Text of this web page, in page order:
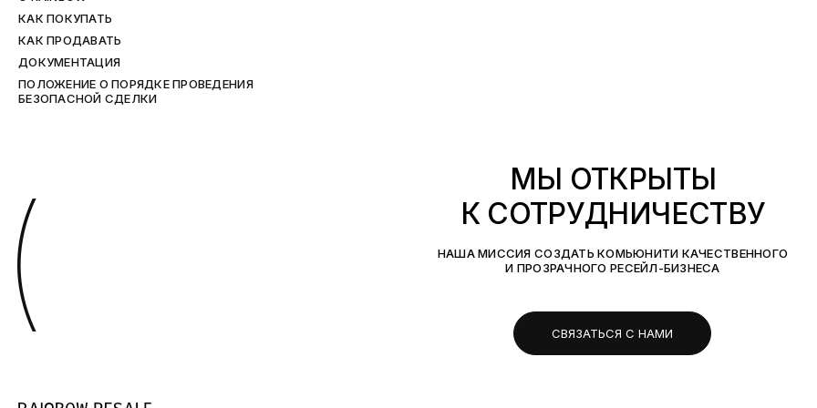
КАК ПОКУПАТЬ
КАК ПРОДАВАТЬ
ДОКУМЕНТАЦИЯ
ПОЛОЖЕНИЕ О ПОРЯДКЕ ПРОВЕДЕНИЯ
БЕЗОПАСНОЙ СДЕЛКИ
(
МЫ ОТКРЫТЫ
К СОТРУДНИЧЕСТВУ
НАША МИССИЯ СОЗДАТЬ КОМЬЮНИТИ КАЧЕСТВЕННОГО
И ПРОЗРАЧНОГО РЕСЕЙЛ-БИЗНЕСА
СВЯЗАТЬСЯ С НАМИ